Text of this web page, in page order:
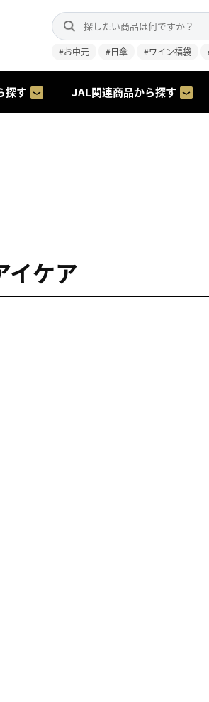
#お中元 #日傘 #ワイン福袋
探す JAL関連商品から探す
イケア